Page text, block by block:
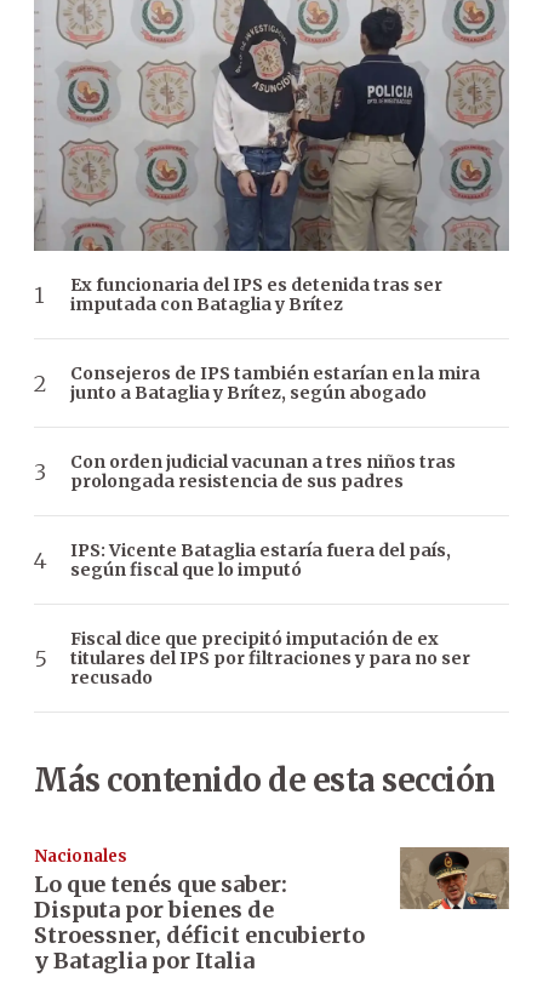
Ex funcionaria del IPS es detenida tras ser
imputada con Bataglia y Brítez
Consejeros de IPS también estarían en la mira
junto a Bataglia y Brítez, según abogado
Con orden judicial vacunan a tres niños tras
prolongada resistencia de sus padres
IPS: Vicente Bataglia estaría fuera del país,
según fiscal que lo imputó
Fiscal dice que precipitó imputación de ex
titulares del IPS por filtraciones y para no ser
recusado
Más contenido de esta sección
Nacionales
Lo que tenés que saber:
Disputa por bienes de
Stroessner, déficit encubierto
y Bataglia por Italia